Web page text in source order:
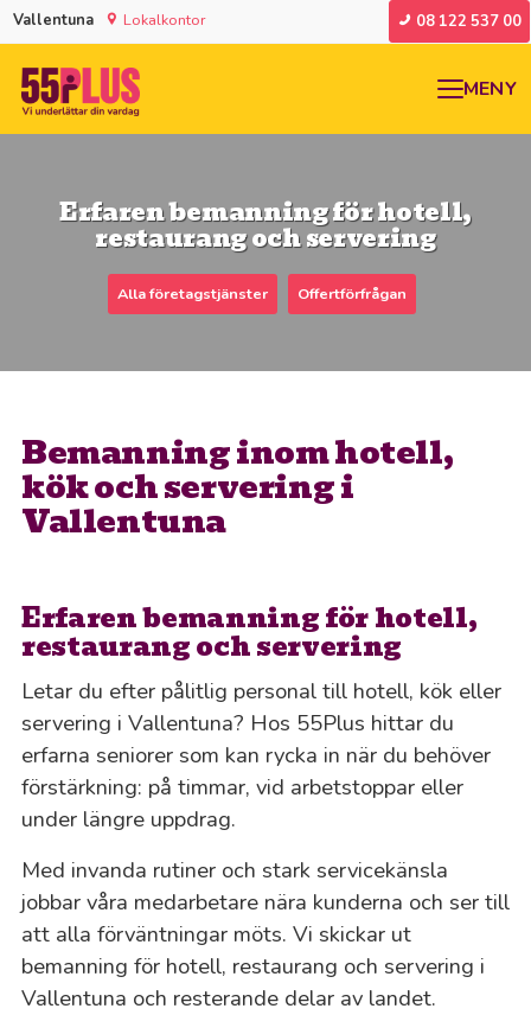
Vallentuna Lokalkontor 08 122 537 00
MENY
Erfaren bemanning för hotell,
restaurang och servering
Alla företagstjänster Offertförfrågan
Bemanning inom hotell,
kök och servering i
Vallentuna
Erfaren bemanning för hotell,
restaurang och servering
Letar du efter pålitlig personal till hotell, kök eller
servering i Vallentuna? Hos 55Plus hittar du
erfarna seniorer som kan rycka in när du behöver
förstärkning: på timmar, vid arbetstoppar eller
under längre uppdrag.
Med invanda rutiner och stark servicekänsla
jobbar våra medarbetare nära kunderna och ser till
att alla förväntningar möts. Vi skickar ut
bemanning för hotell, restaurang och servering i
Vallentuna och resterande delar av landet.